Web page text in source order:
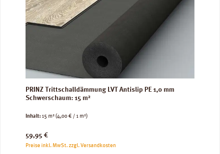
PRINZ Trittschalldämmung LVT Antislip PE 1,0 mm
Schwerschaum: 15 m²
Inhalt:15 m²(4,00 € / 1 m²)
Regulärer Preis:
59,95 €
Preise inkl. MwSt. zzgl. Versandkosten